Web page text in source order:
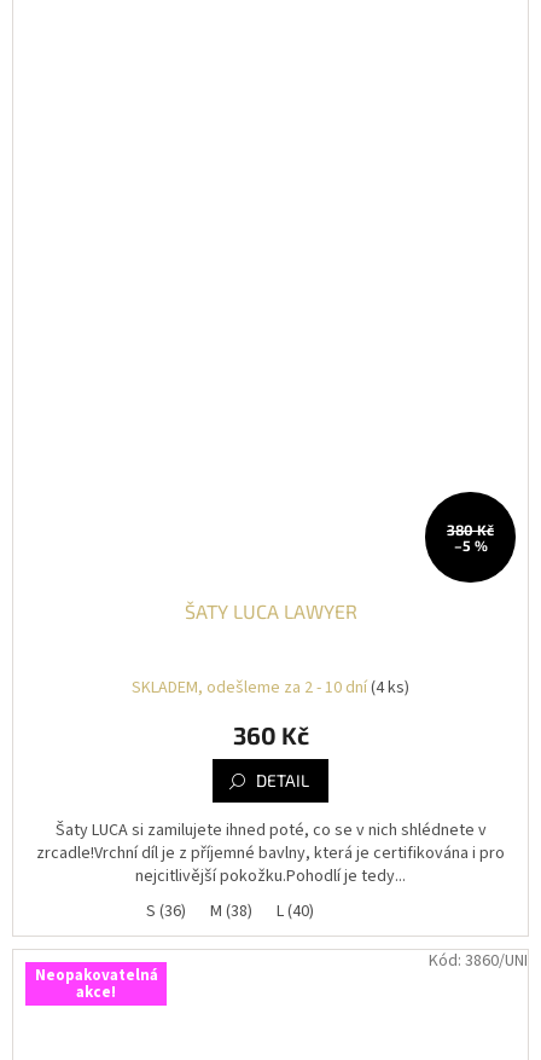
380 Kč
–5 %
ŠATY LUCA LAWYER
SKLADEM, odešleme za 2 - 10 dní(4 ks)
360 Kč
DETAIL
Šaty LUCA si zamilujete ihned poté, co se v nich shlédnete v
zrcadle!Vrchní díl je z příjemné bavlny, která je certifikována i pro
nejcitlivější pokožku.Pohodlí je tedy...
S (36)
M (38) L (40)
Neopakovatelná
akce!
Kód: 3860/UNI